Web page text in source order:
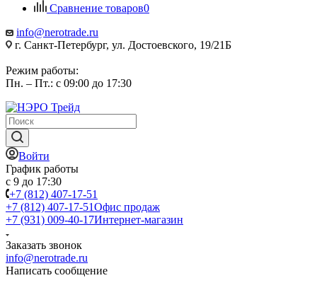
Сравнение товаров0
info@nerotrade.ru
г. Санкт-Петербург, ул. Достоевского, 19/21Б
Режим работы:
Пн. – Пт.: с 09:00 до 17:30
Войти
График работы
с 9 до 17:30
+7 (812) 407-17-51
+7 (812) 407-17-51Офис продаж
+7 (931) 009-40-17Интернет-магазин
Заказать звонок
info@nerotrade.ru
Написать сообщение